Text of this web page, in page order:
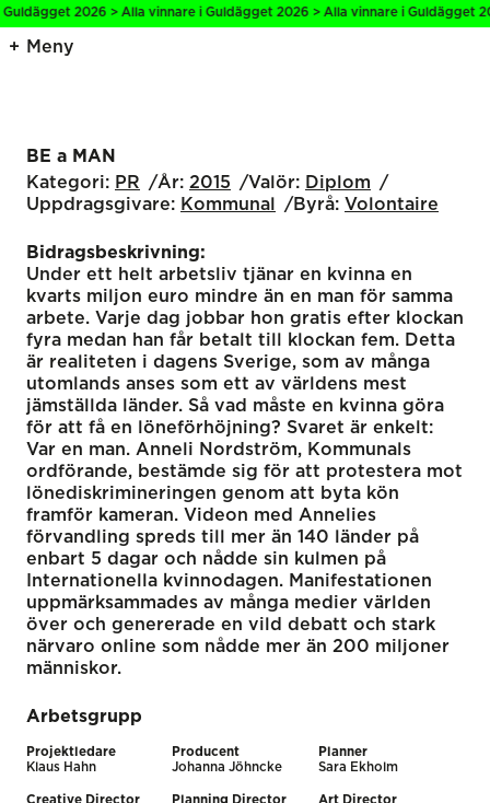
2026 > Alla vinnare i Guldägget 2026 > Alla vinnare i Guldägget
Meny
BE a MAN
Kategori: PR År: 2015 Valör: Diplom
Uppdragsgivare: Kommunal Byrå: Volontaire
Bidragsbeskrivning:
Under ett helt arbetsliv tjänar en kvinna en
kvarts miljon euro mindre än en man för samma
arbete. Varje dag jobbar hon gratis efter klockan
fyra medan han får betalt till klockan fem. Detta
är realiteten i dagens Sverige, som av många
utomlands anses som ett av världens mest
jämställda länder. Så vad måste en kvinna göra
för att få en löneförhöjning? Svaret är enkelt:
Var en man. Anneli Nordström, Kommunals
ordförande, bestämde sig för att protestera mot
lönediskrimineringen genom att byta kön
framför kameran. Videon med Annelies
förvandling spreds till mer än 140 länder på
enbart 5 dagar och nådde sin kulmen på
Internationella kvinnodagen. Manifestationen
uppmärksammades av många medier världen
över och genererade en vild debatt och stark
närvaro online som nådde mer än 200 miljoner
människor.
Arbetsgrupp
Projektledare
Klaus Hahn
Producent
Johanna Jöhncke
Planner
Sara Ekholm
Creative Director
Planning Director
Art Director